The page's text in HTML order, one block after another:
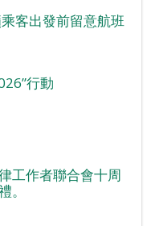
客出發前留意航班
行動
工作者聯合會十周
。